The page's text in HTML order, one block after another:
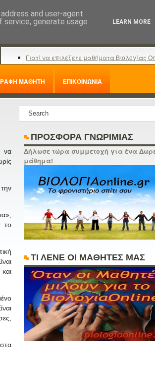
Γιατί να επιλέξετε μαθήματα Βιολογίας
ΜΑΘΗΤΗ ΕΠΙΚΟΙΝΩΝΙΑ
να
το
ΠΡΟΣΦΟΡΑ ΓΝΩΡΙΜΙΑΣ
Δήλωσε τώρα συμμετοχή για ένα
μάθημα!
ΤΙ ΛΕΝΕ ΟΙ ΜΑΘΗΤΕΣ ΜΑΣ
and user-agent
generate usage
LEARN MORE